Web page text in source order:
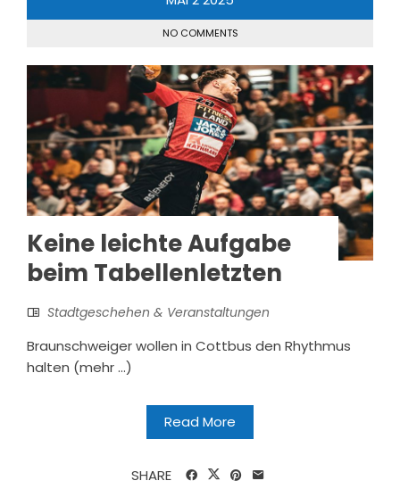
NO COMMENTS
Keine leichte Aufgabe
beim Tabellenletzten
Stadtgeschehen & Veranstaltungen
Braunschweiger wollen in Cottbus den Rhythmus
halten (mehr …)
Read More
SHARE